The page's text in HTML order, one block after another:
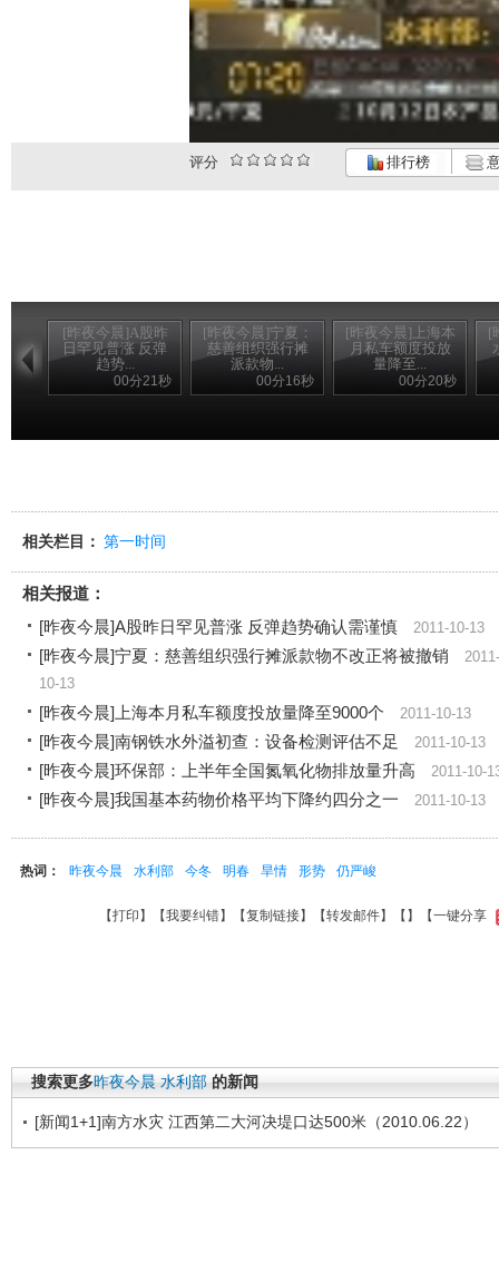
评分 排行榜
[昨夜今晨]A股昨
日罕见普涨 反弹
趋势...
00分21秒
[昨夜今晨]宁夏：
慈善组织强行摊
派款物...
00分16秒
[昨夜今晨]上海本
月私车额度投放
量降至...
00分20秒
[
相关栏目： 第一时间
相关报道：
[昨夜今晨]A股昨日罕见普涨 反弹趋势确认需谨慎
2011-10-13
[昨夜今晨]宁夏：慈善组织强行摊派款物不改正将被撤销 2011-
10-13
[昨夜今晨]上海本月私车额度投放量降至9000个
2011-10-13
[昨夜今晨]南钢铁水外溢初查：设备检测评估不足 2011-10-13
[昨夜今晨]环保部：上半年全国氮氧化物排放量升高 2011-10-
[昨夜今晨]我国基本药物价格平均下降约四分之一 2011-10-13
热词： 昨夜今晨 水利部 今冬 明春 旱情 形势 仍严峻
【打印 】【我要纠错】【复制链接】【转发邮件】【 】 【一键分享
搜索更多昨夜今晨 水利部 的新闻
[新闻1+1]南方水灾 江西第二大河决堤口达500米（2010.06.22）